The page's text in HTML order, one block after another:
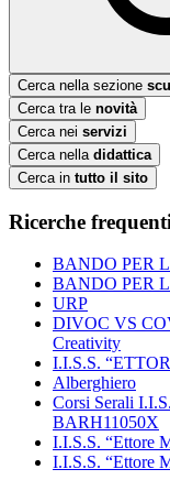
Cerca nella sezione
Cerca tra le novità
Cerca nei servizi
Cerca nella didattica
Cerca in tutto il sito
Ricerche frequenti
BANDO PER
BANDO PER
URP
DIVOC VS
Creativity
I.I.S.S.
Alberghiero
Corsi Serali
BARH11050X
I.I.S.S. “Ettore
I.I.S.S. “Ettore